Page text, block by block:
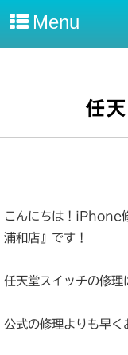
Menu
任
こんにちは！iPhone
浦和店』です！
任天堂スイッチの修理
公式の修理よりも早く